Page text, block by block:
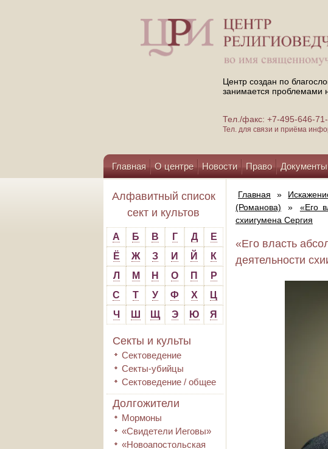
Центр создан по
занимается проблемами
Тел./факс: +7-495-646-
Тел. для связи и приёма
Главная О центре Новости Право Документы
Помощь центру
Алфавитный список
сект и культов
А Б В Г Д
Е
Ё
Ж З И Й
К
Л
М Н О П
Р
С
Т У Ф Х
Ц
Ч
Ш Щ Э Ю Я
Секты и культы
Сектоведение
Секты-убийцы
Сектоведение / общее
Долгожители
Мормоны
«Свидетели Иеговы»
«Новоапостольская
Главная »
(Романова)
»
«Его
схиигумена Сергия
«Его власть
деятельности